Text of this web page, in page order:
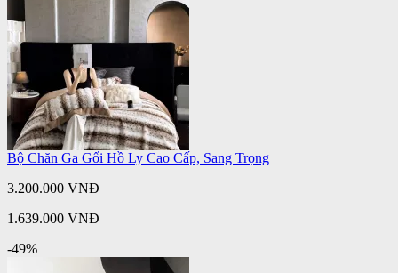
Bộ Chăn Ga Gối Hồ Ly Cao Cấp, Sang Trọng
3.200.000 VNĐ
1.639.000 VNĐ
-49%